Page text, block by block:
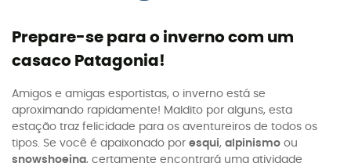
Prepare-se para o inverno com um
casaco Patagonia!
Amigos e amigas esportistas, o inverno está se
aproximando rapidamente! Maldito por alguns, esta
estação traz felicidade para os aventureiros de todos os
tipos. Se você é apaixonado por esqui, alpinismo ou
snowshoeing, certamente encontrará uma atividade